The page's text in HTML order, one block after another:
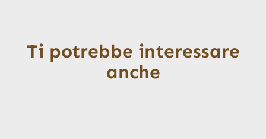
Ti potrebbe interessare
anche